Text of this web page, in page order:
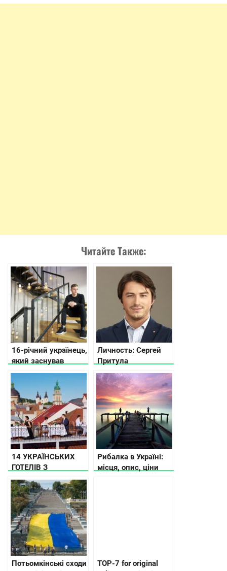
Читайте Также:
16-річний українець,
який заснував
стартап на
півмільйона доларів
Личность: Сергей
Притула
14 УКРАЇНСЬКИХ
ГОТЕЛІВ З
ДИВОВИЖНИМ
МИНУЛИМ
Рибалка в Україні:
місця, опис, ціни
Потьомкінські сходи
TOP-7 for original